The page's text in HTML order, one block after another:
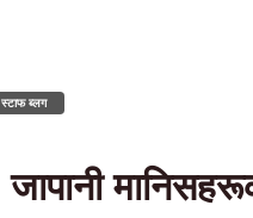
स्टाफ ब्लग
जापानी